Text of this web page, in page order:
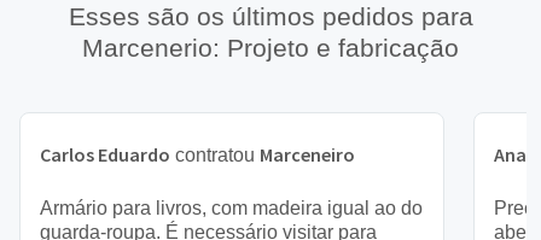
Esses são os últimos pedidos para
Marcenerio: Projeto e fabricação
Carlos Eduardo contratou Marceneiro
Armário para livros, com madeira igual ao do
guarda-roupa. É necessário visitar para
Ana